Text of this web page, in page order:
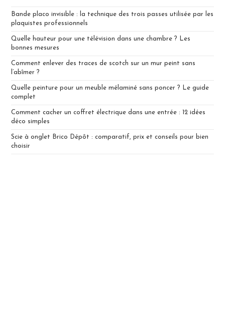
Bande placo invisible : la technique des trois passes utilisée par les
plaquistes professionnels
Quelle hauteur pour une télévision dans une chambre ? Les
bonnes mesures
Comment enlever des traces de scotch sur un mur peint sans
l’abîmer ?
Quelle peinture pour un meuble mélaminé sans poncer ? Le guide
complet
Comment cacher un coffret électrique dans une entrée : 12 idées
déco simples
Scie à onglet Brico Dépôt : comparatif, prix et conseils pour bien
choisir